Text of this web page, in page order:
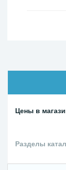
Цены в
Разделы